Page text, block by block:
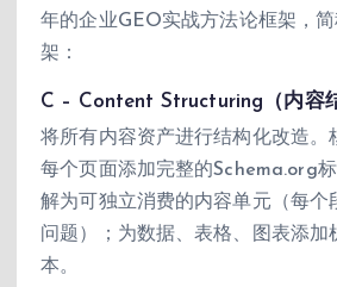
年的企业GEO实战方法论框架，简
架：
C – Content Structuring（内容
将所有内容资产进行结构化改造。
每个页面添加完整的Schema.org
解为可独立消费的内容单元（每个
问题）；为数据、表格、图表添加
本。